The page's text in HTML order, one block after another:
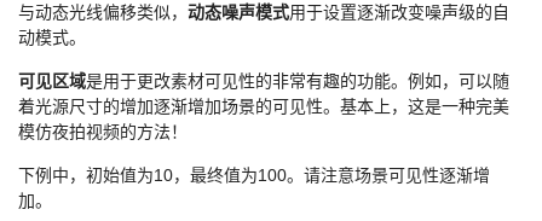
与动态光线偏移类似， 动态噪声模式用于设置逐渐改变噪声级的自
动模式。
可见区域是用于更改素材可见性的非常有趣的功能。例如，可以随
着光源尺寸的增加逐渐增加场景的可见性。基本上，这是一种完美
模仿夜拍视频的方法！
下例中，初始值为10，最终值为100。请注意场景可见性逐渐增
加。